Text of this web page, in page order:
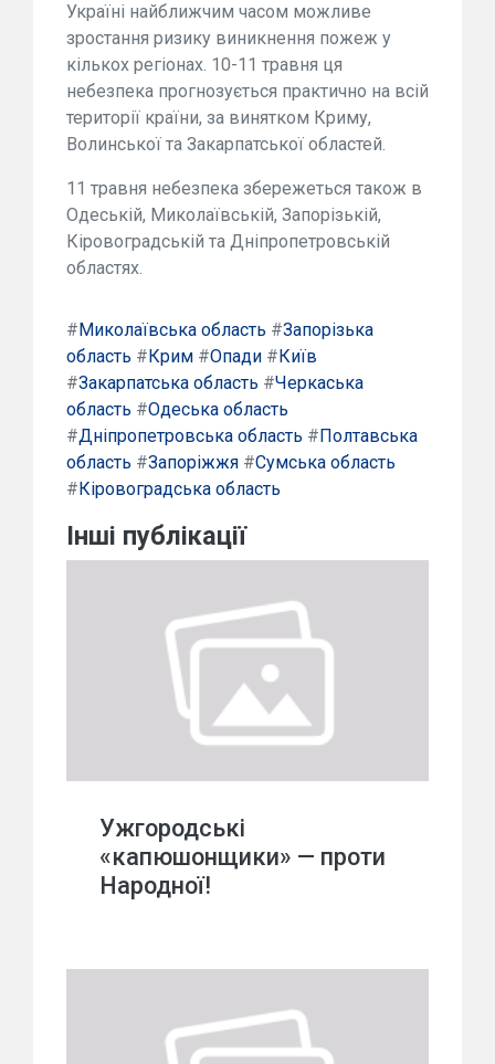
Україні найближчим часом можливе
зростання ризику виникнення пожеж у
кількох регіонах. 10-11 травня ця
небезпека прогнозується практично на всій
території країни, за винятком Криму,
Волинської та Закарпатської областей.
11 травня небезпека збережеться також в
Одеській, Миколаївській, Запорізькій,
Кіровоградській та Дніпропетровській
областях.
#Миколаївська область #Запорізька
область #Крим #Опади #Київ
#Закарпатська область #Черкаська
область #Одеська область
#Дніпропетровська область #Полтавська
область #Запоріжжя #Сумська область
#Кіровоградська область
Інші публікації
Ужгородські
«капюшонщики» — проти
Народної!